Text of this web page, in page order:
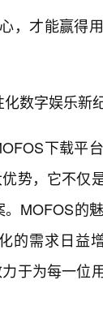
，才能赢得
数字娱乐新
下载平
势，它不仅
MOFOS的
的需求日益
于为每一位